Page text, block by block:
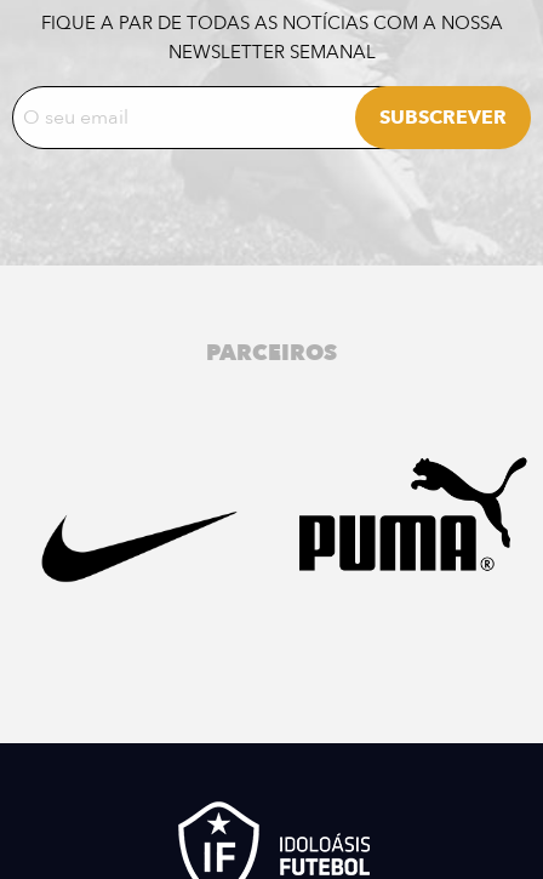
FIQUE A PAR DE TODAS AS NOTÍCIAS COM A NOSSA
NEWSLETTER SEMANAL
PARCEIROS